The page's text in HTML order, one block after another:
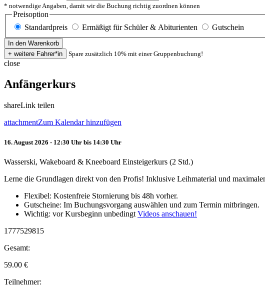
* notwendige Angaben, damit wir die Buchung richtig zuordnen können
Preisoption
Standardpreis
Ermäßigt für Schüler & Abiturienten Gutschein
Spare zusätzlich 10% mit einer Gruppenbuchung!
close
Anfängerkurs
shareLink teilen
attachmentZum Kalendar hinzufügen
16. August 2026 - 12:30 Uhr bis 14:30 Uhr
Wasserski, Wakeboard & Kneeboard Einsteigerkurs (2 Std.)
Lerne die Grundlagen direkt von den Profis! Inklusive Leihmaterial und
Flexibel: Kostenfreie Stornierung bis 48h vorher.
Gutscheine: Im Buchungsvorgang auswählen und zum Termin mitbringen.
Wichtig: vor Kursbeginn unbedingt Videos anschauen!
1777529815
Gesamt:
59.00 €
Teilnehmer: